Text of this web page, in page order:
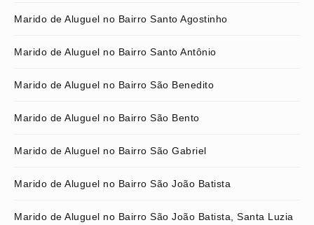
Marido de Aluguel no Bairro Santo Agostinho
Marido de Aluguel no Bairro Santo Antônio
Marido de Aluguel no Bairro São Benedito
Marido de Aluguel no Bairro São Bento
Marido de Aluguel no Bairro São Gabriel
Marido de Aluguel no Bairro São João Batista
Marido de Aluguel no Bairro São João Batista, Santa Luzia